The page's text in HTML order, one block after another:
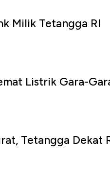
Milik Tetangga RI
Listrik Gara-
Tetangga Dekat